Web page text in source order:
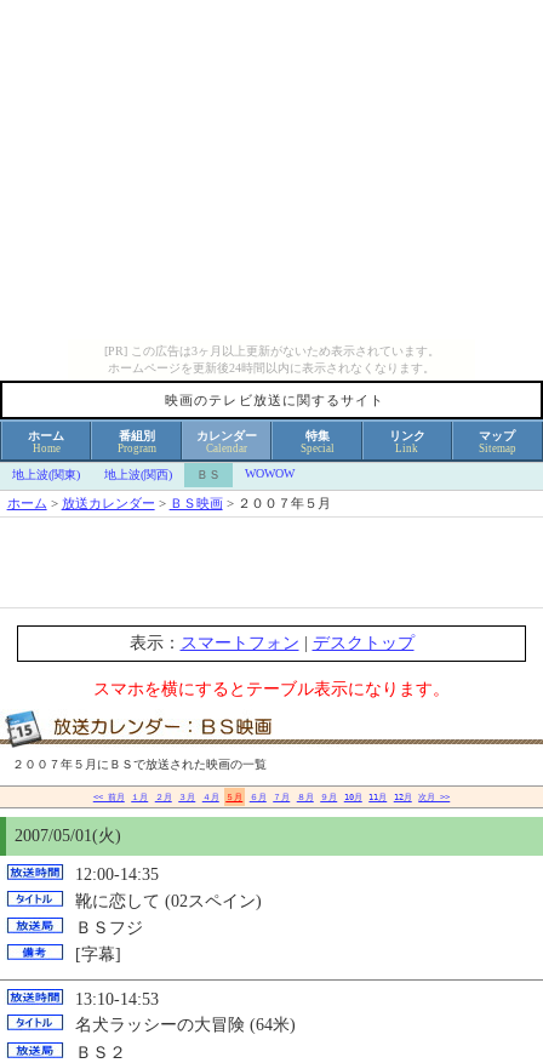
[PR] この広告は3ヶ月以上更新がないため表示されています。
ホームページを更新後24時間以内に表示されなくなります。
映画のテレビ放送に関するサイト
ホーム
Home
番組別
Program
カレンダー
Calendar
特集
Special
リンク
Link
マップ
Sitemap
地上波(関東) 地上波(関西) ＢＳ WOWOW
ホーム > 放送カレンダー > ＢＳ映画> ２００７年５月
表示： スマートフォン デスクトップ
スマホを横にするとテーブル表示になります。
２００７年５月にＢＳで放送された映画の一覧
<< 前月 １月 ２月 ３月 ４月 ５月 ６月 ７月 ８月 ９月 10月 11月 12月 次月 >>
2007/05/01(火)
12:00-14:35
靴に恋して (02スペイン)
ＢＳフジ
[字幕]
13:10-14:53
名犬ラッシーの大冒険 (64米)
ＢＳ２